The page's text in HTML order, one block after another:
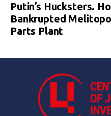
Putin’s Hucksters.
Bankrupted
Parts Plant